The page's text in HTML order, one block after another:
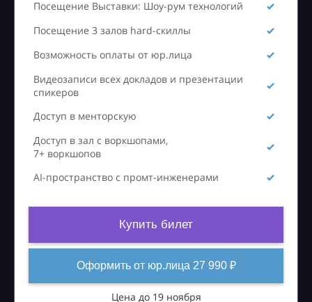
Посещение Выставки: Шоу-рум технологий
Посещение 3 залов hard-скиллы
Возможность оплаты от юр.лица
Видеозаписи всех докладов и презентации
спикеров
Доступ в менторскую
Доступ в зал с воркшопами,
7+ воркшопов
AI-пространство с промт-инженерами
Купить билет
Оформить от юр.лица 27 990 ₽
Цена до 19 ноября